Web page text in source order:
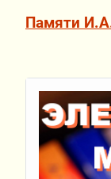
Памяти